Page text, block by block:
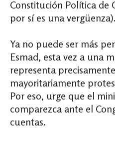
Constitución Política de
por sí es una vergüenza).
Ya no puede ser más
Esmad, esta vez a una
representa
mayoritariamente
Por eso, urge que el
comparezca ante el
cuentas.